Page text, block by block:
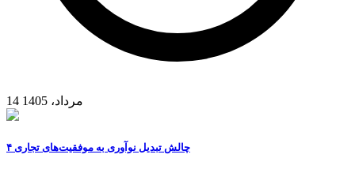
14 مرداد، 1405
۴ چالش تبدیل نوآوری به موفقیت‌های تجاری